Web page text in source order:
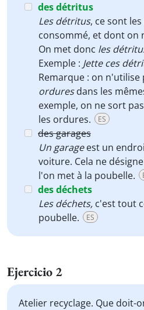
des détritus
Les détritus, ce sont
consommé, et dont on
On met donc les
Exemple : Jette ces
Remarque : on n'utilise
orduresdans les
exemple, on ne sort
les ordures.
ES
des garages
Un garageest un
voiture. Cela ne
l'on met à la poubelle.
des déchets
Les déchets, c'est tout
poubelle.
ES
Ejercicio 2
Atelier recyclage. Que doit-